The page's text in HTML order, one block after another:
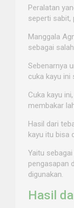
Peralatan
seperti sabit,
Manggala
sebagai
Sebenarnya
cuka kayu ini
Cuka kayu
membakar
Hasil dari
kayu itu bisa
Yaitu
pengasapan
digunakan.
Hasil